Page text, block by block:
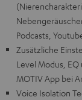
Podcasts,
Zusätzliche
Level Modus,
MOTIV App bei
Voice Isolation